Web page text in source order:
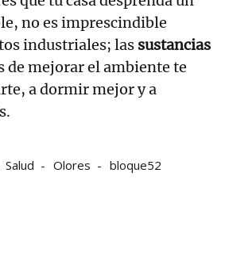
no es imprescindible
industriales; las sustancias
de mejorar el ambiente te
a dormir mejor y a
Salud Olores bloque52